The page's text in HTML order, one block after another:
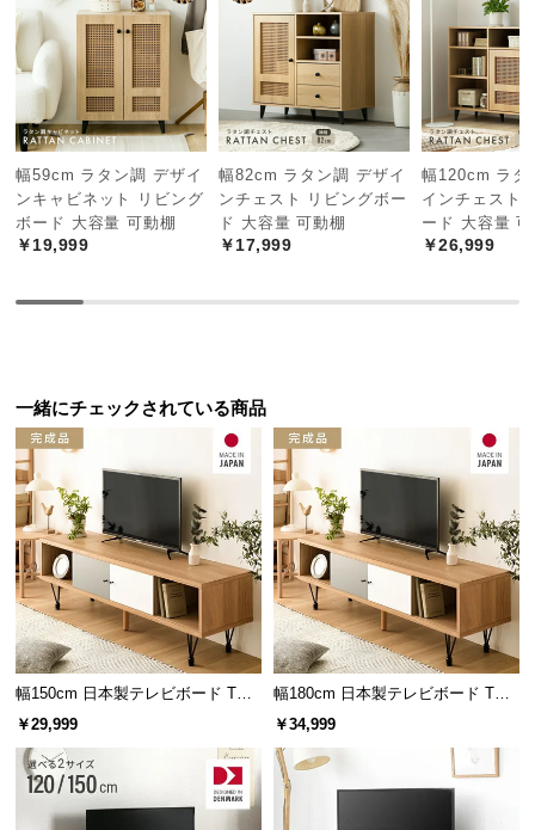
に
つ
て
返
品・
キ
ャ
ン
い
て
保
証
に
つ
い
て
会
員
規
約
に
つ
幅59cm ラタン調 デザイ
ンキャビネット リビング
ボード 大容量 可動棚
￥19,999
幅82cm ラタン調 デザイ
ンチェスト リビングボー
ド 大容量 可動棚
￥17,999
幅120cm ラタ
インチェスト
ード 大容量
￥26,999
一緒にチェックされている商品
幅150cm 日本製テレビボード TOT-
007
￥29,999
幅180cm 日本製テレビボード TOT-
007
￥34,999